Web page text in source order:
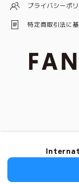
プライバシーポ
特定商取引法に